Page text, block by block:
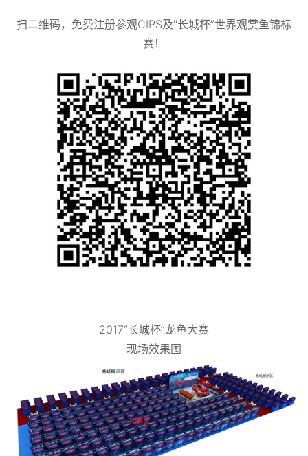
扫二维码，免费注册参观CIPS及"长城杯”世界观赏鱼锦标
赛！
2017“长城杯”龙鱼大赛
现场效果图